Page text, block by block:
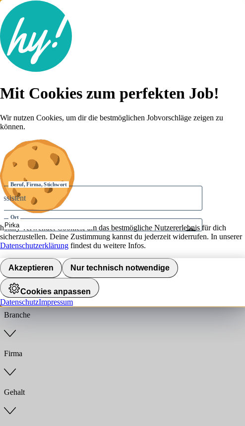
Lebenslauf
Karriere-Tipps
Anmelden
Beruf, Firma, Stichwort
Ort
Umkreis
Jobs finden
Anstellungsart
Branche
Firma
Gehalt
Mit Cookies zum perfekten Job!
Wir nutzen Cookies, um dir die bestmöglichen Jobvorschläge zeigen zu
können.
hokify verwendet Cookies, um das bestmögliche Nutzererlebnis für dich
sicherzustellen. Deine Zustimmung kannst du jederzeit widerrufen. In unserer
Datenschutzerklärung findest du weitere Infos.
Akzeptieren Nur technisch notwendige
Cookies anpassen
DatenschutzImpressum